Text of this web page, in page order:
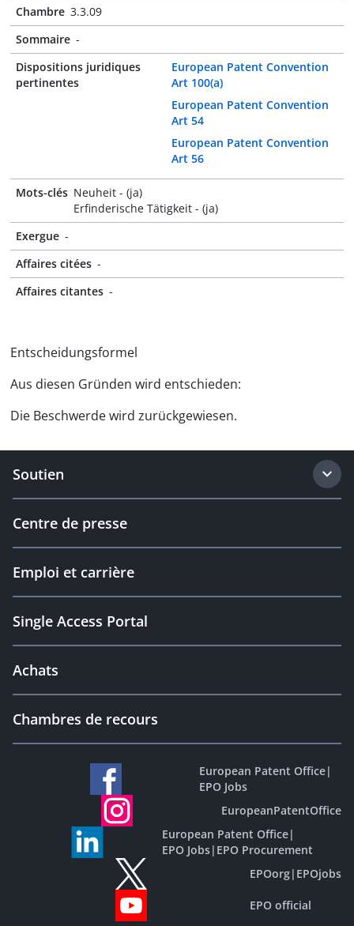
Chambre 3.3.09
Sommaire -
Dispositions juridiques
pertinentes
European Patent Convention
Art 100(a)
European Patent Convention
Art 54
European Patent Convention
Art 56
Mots-clés Neuheit - (ja)
Erfinderische Tätigkeit - (ja)
Exergue -
Affaires citées -
Affaires citantes -
Entscheidungsformel
Aus diesen Gründen wird entschieden:
Die Beschwerde wird zurückgewiesen.
Soutien
Centre de presse
Emploi et carrière
Single Access Portal
Achats
Chambres de recours
European Patent Office|
EPO Jobs
EuropeanPatentOffice
European Patent Office|
EPO Jobs| EPO Procurement
EPOorg| EPOjobs
EPO official